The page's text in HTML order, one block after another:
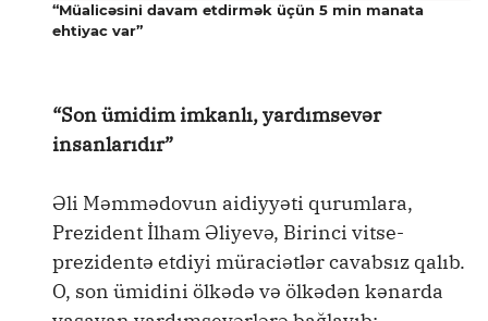
“Müalicəsini davam etdirmək üçün 5 min manata
ehtiyac var”
“Son ümidim imkanlı, yardımsevər
insanlarıdır”
Əli Məmmədovun aidiyyəti qurumlara,
Prezident İlham Əliyevə, Birinci vitse-
prezidentə etdiyi müraciətlər cavabsız qalıb.
O, son ümidini ölkədə və ölkədən kənarda